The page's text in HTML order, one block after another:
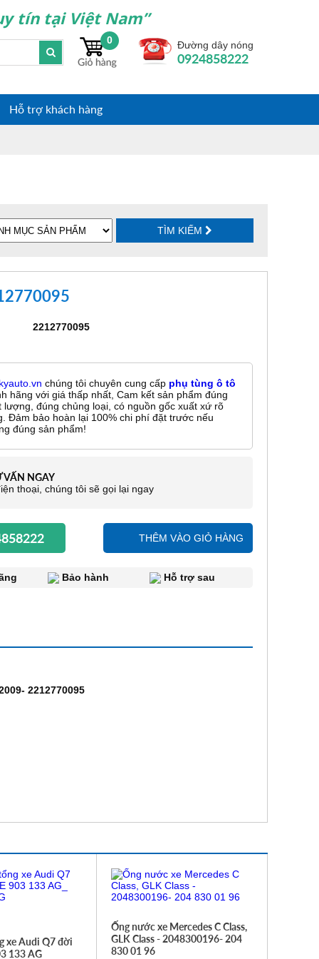
tín tại Việt Nam”
Đường dây nóng
0924858222
0
Hỗ trợ khách hàng
TÌM KIẾM
2212770095
chúng tôi chuyên cung cấp phụ tùng ô tô
hãng với giá thấp nhất, Cam kết sản phẩm đúng
lượng, đúng chủng loại, có nguồn gốc xuất xứ rõ
Đảm bảo hoàn lại 100% chi phí đặt trước nếu
đúng sản phẩm!
VẤN NGAY
thoại, chúng tôi sẽ gọi lại ngay
THÊM VÀO GIỎ HÀNG
Bảo hành Hỗ trợ sau
2212770095
xe Audi Q7 đời
133 AG_
Ống nước xe Mercedes C Class,
GLK Class - 2048300196- 204
830 01 96